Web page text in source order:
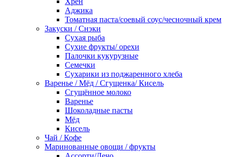
Аджика
Томатная паста/соевый соус/чесночный крем
Закуски / Снэки
Сухая рыба
Сухие фрукты/ орехи
Палочки кукурузные
Семечки
Сухарики из поджаренного хлеба
Варенье / Мёд / Сгущенка/ Кисель
Сгущённое молоко
Варенье
Шоколадные пасты
Мёд
Кисель
Чай / Кофе
Маринованные овощи / фрукты